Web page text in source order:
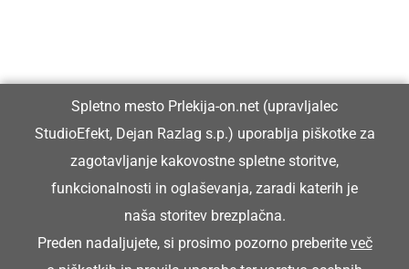
Glavni in odgovorni urednik:
Dejan Razlag
info@prlekija-on.net
Spletno mesto Prlekija-on.net (upravljalec
StudioEfekt, Dejan Razlag s.p.) uporablja piškotke za
zagotavljanje kakovostne spletne storitve,
funkcionalnosti in oglaševanja, zaradi katerih je
naša storitev brezplačna.
Preden nadaljujete, si prosimo pozorno preberite več